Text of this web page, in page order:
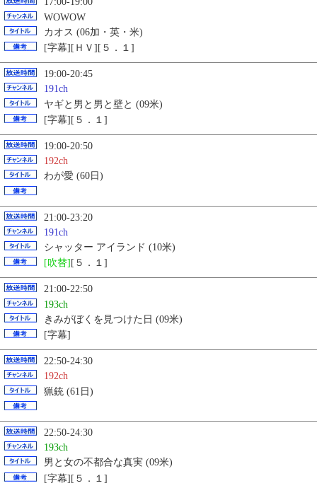
WOWOW
カオス (06加・英・米)
[字幕][ＨＶ][５．１]
19:00-20:45
191ch
ヤギと男と男と壁と (09米)
[字幕][５．１]
19:00-20:50
192ch
わが愛 (60日)
21:00-23:20
191ch
シャッター アイランド (10米)
[吹替] [５．１]
21:00-22:50
193ch
きみがぼくを見つけた日 (09米)
[字幕]
22:50-24:30
192ch
猟銃 (61日)
22:50-24:30
193ch
男と女の不都合な真実 (09米)
[字幕][５．１]